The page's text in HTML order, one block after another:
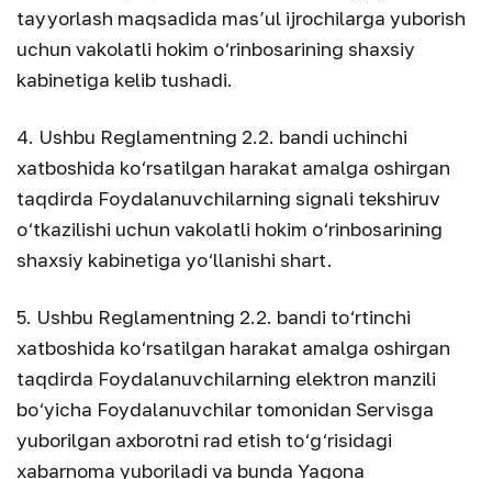
tayyorlash maqsadida mas’ul ijrochilarga yuborish
uchun vakolatli hokim o‘rinbosarining shaxsiy
kabinetiga kelib tushadi.
4. Ushbu Reglamentning 2.2. bandi uchinchi
xatboshida ko‘rsatilgan harakat amalga oshirgan
taqdirda Foydalanuvchilarning signali tekshiruv
o‘tkazilishi uchun vakolatli hokim o‘rinbosarining
shaxsiy kabinetiga yo‘llanishi shart.
5. Ushbu Reglamentning 2.2. bandi to‘rtinchi
xatboshida ko‘rsatilgan harakat amalga oshirgan
taqdirda Foydalanuvchilarning elektron manzili
bo‘yicha Foydalanuvchilar tomonidan Servisga
yuborilgan axborotni rad etish to‘g‘risidagi
xabarnoma yuboriladi va bunda Yagona